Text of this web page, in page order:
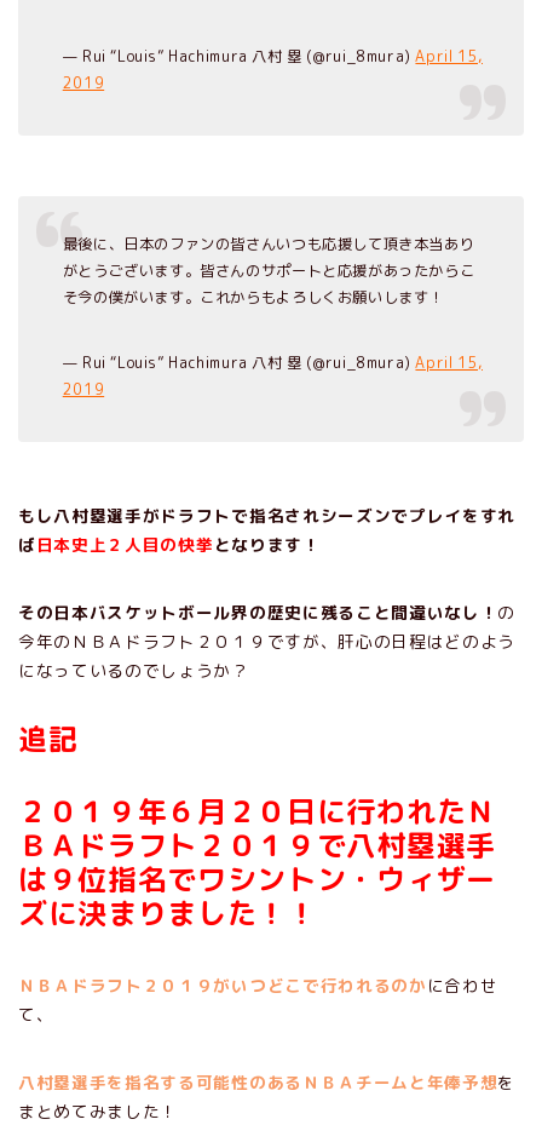
— Rui “Louis” Hachimura 八村 塁 (@rui_8mura)April 15,
2019
最後に、日本のファンの皆さんいつも応援して頂き本当あり
がとうございます。皆さんのサポートと応援があったからこ
そ今の僕がいます。これからもよろしくお願いします！
— Rui “Louis” Hachimura 八村 塁 (@rui_8mura)April 15,
2019
もし八村塁選手がドラフトで指名されシーズンでプレイをすれ
ば 日本史上２人目の快挙 となります！
その日本バスケットボール界の歴史に残ること間違いなし！ の
今年のＮＢＡドラフト２０１９ですが、肝心の日程はどのよう
になっているのでしょうか？
追記
２０１９年６月２０日に行われたＮ
ＢＡドラフト２０１９で八村塁選手
は９位指名でワシントン・ウィザー
ズに決まりました！！
ＮＢＡドラフト２０１９がいつどこで行われるのか に合わせ
て、
八村塁選手を指名する可能性のあるＮＢＡチームと年俸予想を
まとめてみました！